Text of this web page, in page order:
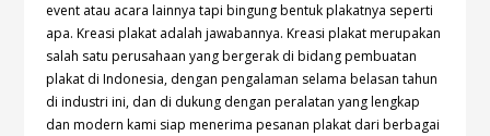
event atau acara lainnya tapi bingung bentuk plakatnya seperti
apa. Kreasi plakat adalah jawabannya. Kreasi plakat merupakan
salah satu perusahaan yang bergerak di bidang pembuatan
plakat di Indonesia, dengan pengalaman selama belasan tahun
di industri ini, dan di dukung dengan peralatan yang lengkap
dan modern kami siap menerima pesanan plakat dari berbagai